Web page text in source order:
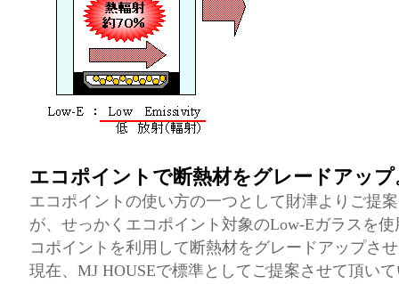
エコポイントで断熱材をグレードアップ
エコポイントの使い方の一つとして財津よりご提
が、せっかくエコポイント対象のLow-Eガラスを
コポイントを利用して断熱材をグレードアップさ
現在、MJ HOUSEで標準としてご提案させて頂い